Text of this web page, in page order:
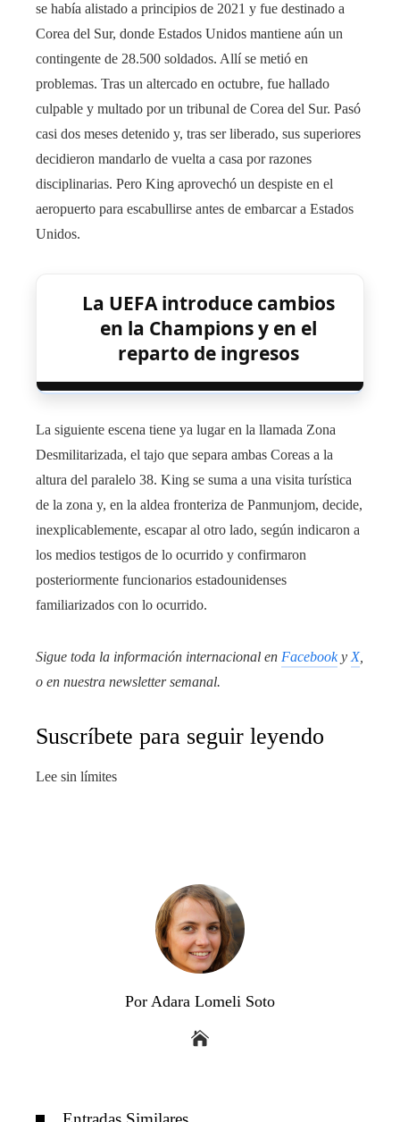
se había alistado a principios de 2021 y fue destinado a
Corea del Sur, donde Estados Unidos mantiene aún un
contingente de 28.500 soldados. Allí se metió en
problemas. Tras un altercado en octubre, fue hallado
culpable y multado por un tribunal de Corea del Sur. Pasó
casi dos meses detenido y, tras ser liberado, sus superiores
decidieron mandarlo de vuelta a casa por razones
disciplinarias. Pero King aprovechó un despiste en el
aeropuerto para escabullirse antes de embarcar a Estados
Unidos.
La UEFA introduce cambios
en la Champions y en el
reparto de ingresos
La siguiente escena tiene ya lugar en la llamada Zona
Desmilitarizada, el tajo que separa ambas Coreas a la
altura del paralelo 38. King se suma a una visita turística
de la zona y, en la aldea fronteriza de Panmunjom, decide,
inexplicablemente, escapar al otro lado, según indicaron a
los medios testigos de lo ocurrido y confirmaron
posteriormente funcionarios estadounidenses
familiarizados con lo ocurrido.
Sigue toda la información internacional en FacebookyX,
o en nuestra newsletter semanal.
Suscríbete para seguir leyendo
Lee sin límites
Por Adara Lomeli Soto